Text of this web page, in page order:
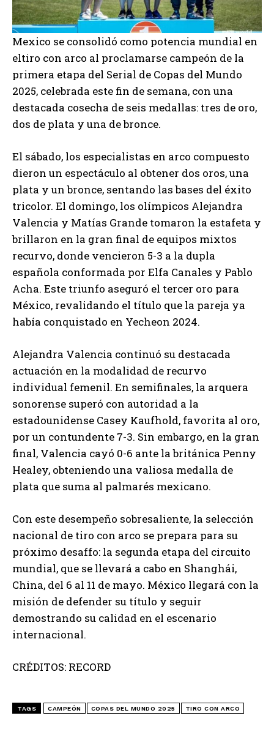
Mexico se consolidó como potencia mundial en
eltiro con arco al proclamarse campeón de la
primera etapa del Serial de Copas del Mundo
2025, celebrada este fin de semana, con una
destacada cosecha de seis medallas: tres de oro,
dos de plata y una de bronce.
El sábado, los especialistas en arco compuesto
dieron un espectáculo al obtener dos oros, una
plata y un bronce, sentando las bases del éxito
tricolor. El domingo, los olímpicos Alejandra
Valencia y Matías Grande tomaron la estafeta y
brillaron en la gran final de equipos mixtos
recurvo, donde vencieron 5-3 a la dupla
española conformada por Elfa Canales y Pablo
Acha. Este triunfo aseguró el tercer oro para
México, revalidando el título que la pareja ya
había conquistado en Yecheon 2024.
Alejandra Valencia continuó su destacada
actuación en la modalidad de recurvo
individual femenil. En semifinales, la arquera
sonorense superó con autoridad a la
estadounidense Casey Kaufhold, favorita al oro,
por un contundente 7-3. Sin embargo, en la gran
final, Valencia cayó 0-6 ante la británica Penny
Healey, obteniendo una valiosa medalla de
plata que suma al palmarés mexicano.
Con este desempeño sobresaliente, la selección
nacional de tiro con arco se prepara para su
próximo desaffo: la segunda etapa del circuito
mundial, que se llevará a cabo en Shanghái,
China, del 6 al 11 de mayo. México llegará con la
misión de defender su título y seguir
demostrando su calidad en el escenario
internacional.
CRÉDITOS: RECORD
TAGS CAMPEÓN COPAS DEL MUNDO 2025 TIRO CON ARCO